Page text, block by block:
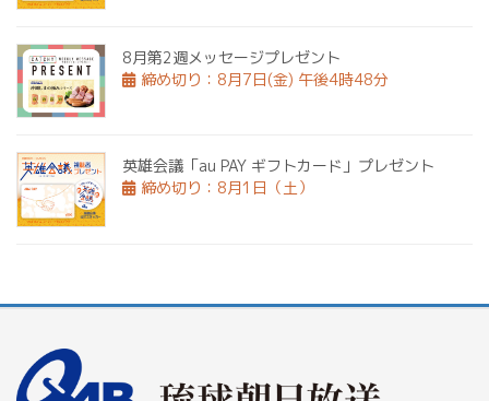
8月第2週メッセージプレゼント
締め切り：8月7日(金) 午後4時48分
英雄会議「au PAY ギフトカード」プレゼント
締め切り：8月1日（土）